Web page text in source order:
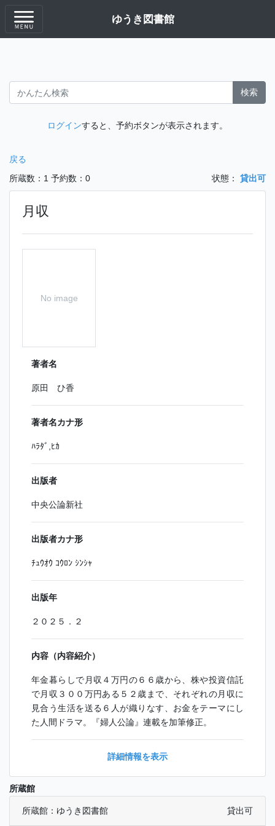
ゆうき図書館
検索
ログインすると、予約ボタンが表示されます。
戻る
所蔵数：1 予約数：0 状態： 貸出可
月収
No image
著者名
原田 ひ香
著者名カナ形
ﾊﾗﾀﾞ,ﾋｶ
出版者
中央公論新社
出版者カナ形
ﾁｭｳｵｳ ｺｳﾛﾝ ｼﾝｼｬ
出版年
２０２５．２
内容（内容紹介）
年金暮らしで月収４万円の６６歳から、株や投資信託
で月収３００万円ある５２歳まで、それぞれの月収に
見合う生活を送る６人が織りなす、お金をテーマにし
た人間ドラマ。『婦人公論』連載を加筆修正。
詳細情報を表示
所蔵館
所蔵館：ゆうき図書館 貸出可